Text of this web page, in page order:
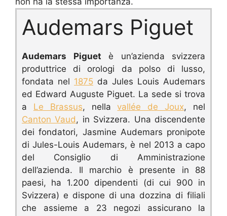
Audemars Piguet
Audemars Piguet è un’azienda svizzera
produttrice di orologi da polso di lusso,
fondata nel 1875 da Jules Louis Audemars
ed Edward Auguste Piguet. La sede si trova
a Le Brassus, nellavallée de Joux, nel
Canton Vaud , in Svizzera. Una discendente
dei fondatori, Jasmine Audemars pronipote
di Jules-Louis Audemars, è nel 2013 a capo
del Consiglio di Amministrazione
dell’azienda. Il marchio è presente in 88
paesi, ha 1.200 dipendenti (di cui 900 in
Svizzera) e dispone di una dozzina di filiali
che assieme a 23 negozi assicurano la